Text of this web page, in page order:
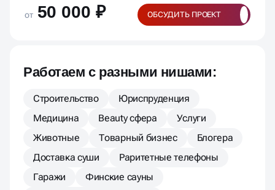
от 50 000 ₽ ОБСУДИТЬ ПРОЕКТ
Работаем с разными нишами:
Строительство
Юриспруденция
Медицина
Beauty сфера
Услуги
Животные
Товарный бизнес
Блогера
Доставка суши
Раритетные телефоны
Гаражи
Финские сауны